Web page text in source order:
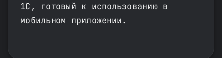
1С, готовый к использованию в
мобильном приложении.